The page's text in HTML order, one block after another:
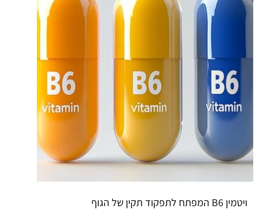
ויטמין B6 המפתח לתפקוד תקין של הגוף